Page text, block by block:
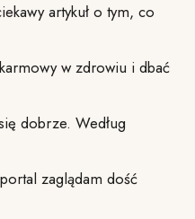
artykuł o tym, co
w zdrowiu i dbać
dobrze. Według
zaglądam dość